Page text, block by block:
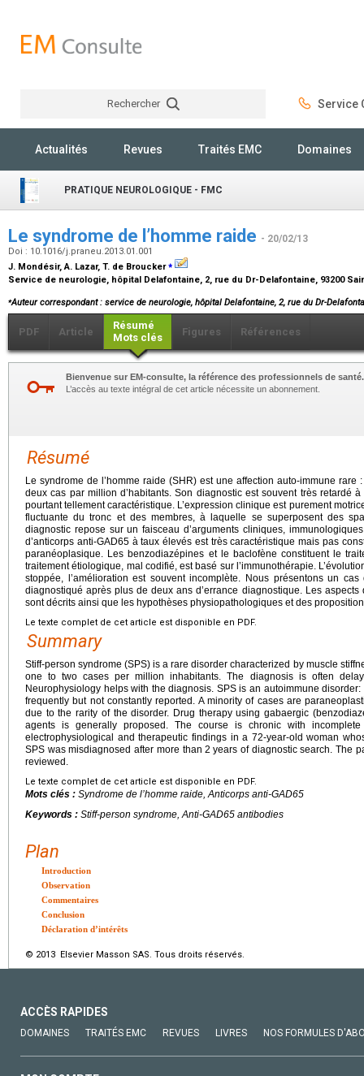
Rechercher Service
Actualités Revues Traités EMC Domaines
PRATIQUE NEUROLOGIQUE - FMC
Le syndrome de l’homme raide - 20/02/13
Doi : 10.1016/j.praneu.2013.01.001
J. Mondésir, A. Lazar, T. de Broucker⁎
Service de neurologie, hôpital Delafontaine, 2, rue du Dr-Delafontaine, 93200
⁎Auteur correspondant : service de neurologie, hôpital Delafontaine, 2, rue du Dr-
PDF Article
Résumé
Mots clés
Figures Références
Bienvenue sur EM-consulte, la référence des professionnels de santé.
L’accès au texte intégral de cet article nécessite un abonnement.
Résumé
Le syndrome de l’homme raide (SHR) est une affection auto-immune
deux cas par million d’habitants. Son diagnostic est souvent très retardé
pourtant tellement caractéristique. L’expression clinique est purement
fluctuante du tronc et des membres, à laquelle se superposent des
diagnostic repose sur un faisceau d’arguments cliniques,
d’anticorps anti-GAD65 à taux élevés est très caractéristique mais pas
paranéoplasique. Les benzodiazépines et le baclofène constituent le
traitement étiologique, mal codifié, est basé sur l’immunothérapie.
stoppée, l’amélioration est souvent incomplète. Nous présentons un
diagnostiqué après plus de deux ans d’errance diagnostique. Les
sont décrits ainsi que les hypothèses physiopathologiques et des
Le texte complet de cet article est disponible en PDF.
Summary
Stiff-person syndrome (SPS) is a rare disorder characterized by muscle
one to two cases per million inhabitants. The diagnosis is often
Neurophysiology helps with the diagnosis. SPS is an autoimmune
frequently but not constantly reported. A minority of cases are
due to the rarity of the disorder. Drug therapy using gabaergic
agents is generally proposed. The course is chronic with
electrophysiological and therapeutic findings in a 72-year-old woman
SPS was misdiagnosed after more than 2 years of diagnostic search. The
reviewed.
Le texte complet de cet article est disponible en PDF.
Mots clés : Syndrome de l’homme raide, Anticorps anti-GAD65
Keywords : Stiff-person syndrome, Anti-GAD65 antibodies
Plan
Introduction
Observation
Commentaires
Conclusion
Déclaration d’intérêts
© 2013 Elsevier Masson SAS. Tous droits réservés.
ACCÈS RAPIDES
DOMAINES TRAITÉS EMC REVUES LIVRES NOS FORMULES